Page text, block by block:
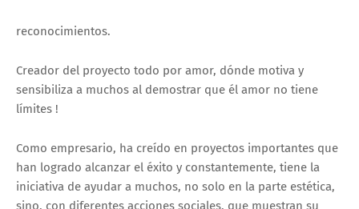
reconocimientos.
Creador del proyecto todo por amor, dónde motiva y
sensibiliza a muchos al demostrar que él amor no tiene
límites !
Como empresario, ha creído en proyectos importantes que
han logrado alcanzar el éxito y constantemente, tiene la
iniciativa de ayudar a muchos, no solo en la parte estética,
sino, con diferentes acciones sociales, que muestran su